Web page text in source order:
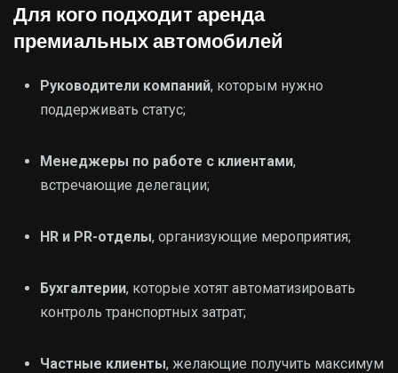
Для кого подходит аренда
премиальных автомобилей
Руководители компаний, которым нужно
поддерживать статус;
Менеджеры по работе с клиентами,
встречающие делегации;
HR и PR-отделы, организующие мероприятия;
Бухгалтерии, которые хотят автоматизировать
контроль транспортных затрат;
Частные клиенты, желающие получить максимум